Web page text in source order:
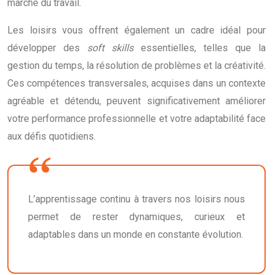
marché du travail.
Les loisirs vous offrent également un cadre idéal pour
développer des soft skills essentielles, telles que la
gestion du temps, la résolution de problèmes et la créativité.
Ces compétences transversales, acquises dans un contexte
agréable et détendu, peuvent significativement améliorer
votre performance professionnelle et votre adaptabilité face
aux défis quotidiens.
L’apprentissage continu à travers nos loisirs nous
permet de rester dynamiques, curieux et
adaptables dans un monde en constante évolution.